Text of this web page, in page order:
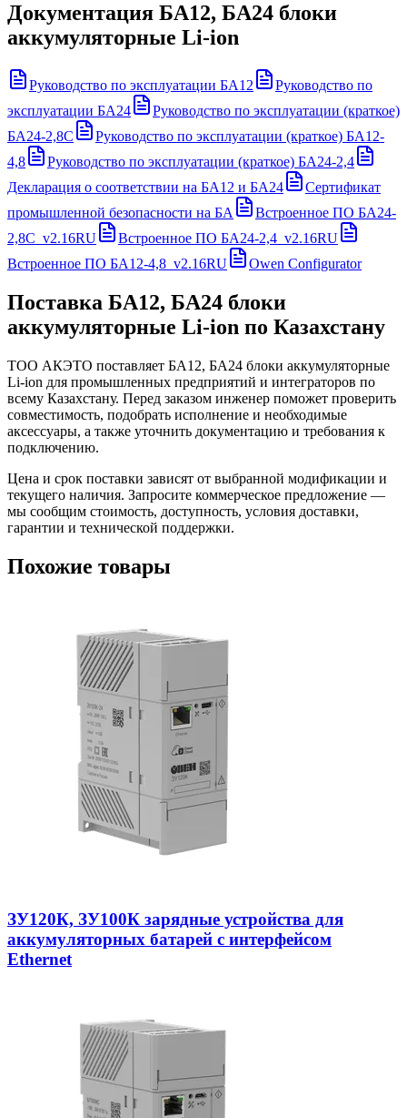
Документация БА12, БА24 блоки
аккумуляторные Li-ion
Руководство по эксплуатации БА12
Руководство по
эксплуатации БА24
Руководство по эксплуатации (краткое)
БА24-2,8С
Руководство по эксплуатации (краткое) БА12-
4,8
Руководство по эксплуатации (краткое) БА24-2,4
Декларация о соответствии на БА12 и БА24
Сертификат
промышленной безопасности на БА
Встроенное ПО БА24-
2,8С_v2.16RU
Встроенное ПО БА24-2,4_v2.16RU
Встроенное ПО БА12-4,8_v2.16RU
Owen Configurator
Поставка БА12, БА24 блоки
аккумуляторные Li-ion по Казахстану
ТОО АКЭТО поставляет БА12, БА24 блоки аккумуляторные
Li-ion для промышленных предприятий и интеграторов по
всему Казахстану. Перед заказом инженер поможет проверить
совместимость, подобрать исполнение и необходимые
аксессуары, а также уточнить документацию и требования к
подключению.
Цена и срок поставки зависят от выбранной модификации и
текущего наличия. Запросите коммерческое предложение —
мы сообщим стоимость, доступность, условия доставки,
гарантии и технической поддержки.
Похожие товары
ЗУ120К, ЗУ100К зарядные устройства для
аккумуляторных батарей с интерфейсом
Ethernet